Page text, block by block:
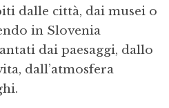
dalle città, dai musei o
in Slovenia
dai paesaggi, dallo
dall’atmosfera